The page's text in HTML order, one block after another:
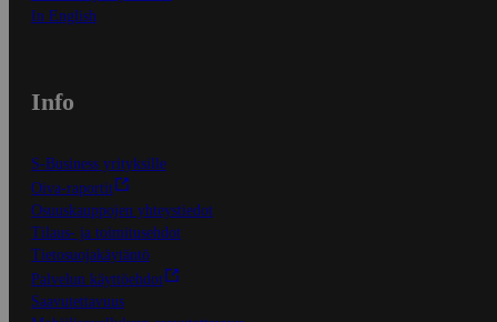
In English
Info
S-Business yrityksille
Oiva-raportit
Osuuskauppojen yhteystiedot
Tilaus- ja toimitusehdot
Tietosuojakäytäntö
Palvelun käyttöehdot
Saavutettavuus